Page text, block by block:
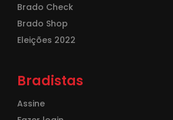
Brado Check
Brado Shop
Eleições 2022
Bradistas
Assine